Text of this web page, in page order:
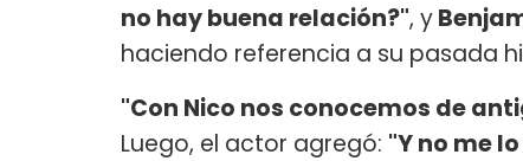
no hay buena relación?", y
haciendo referencia a su pasada
"Con Nico nos conocemos de
Luego, el actor agregó: "Y no me